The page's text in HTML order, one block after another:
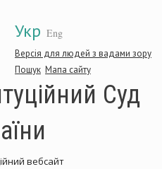
Укр Eng
Версія для людей з вадами зору
Пошук Мапа сайту
Суд
вебсайт